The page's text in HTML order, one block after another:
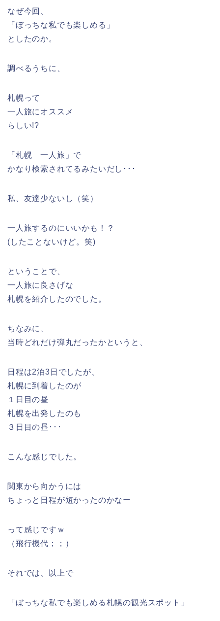
なぜ今回、
「ぼっちな私でも楽しめる」
としたのか。
調べるうちに、
札幌って
一人旅にオススメ
らしい!?
「札幌 一人旅」で
かなり検索されてるみたいだし･･･
私、友達少ないし（笑）
一人旅するのにいいかも！？
(したことないけど。笑)
ということで、
一人旅に良さげな
札幌を紹介したのでした。
ちなみに、
当時どれだけ弾丸だったかというと、
日程は2泊3日でしたが、
札幌に到着したのが
１日目の昼
札幌を出発したのも
３日目の昼･･･
こんな感じでした。
関東から向かうには
ちょっと日程が短かったのかなー
って感じですｗ
（飛行機代；；）
それでは、以上で
「ぼっちな私でも楽しめる札幌の観光スポット」